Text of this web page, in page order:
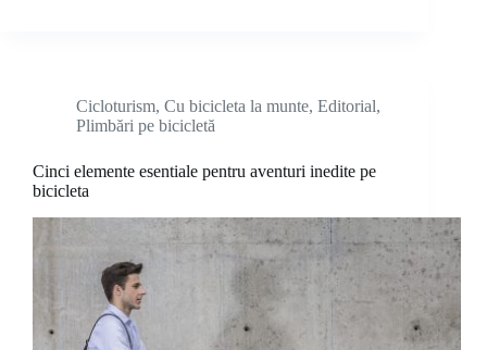
Cicloturism, Cu bicicleta la munte, Editorial,
Plimbări pe bicicletă
Cinci elemente esentiale pentru aventuri inedite pe
bicicleta